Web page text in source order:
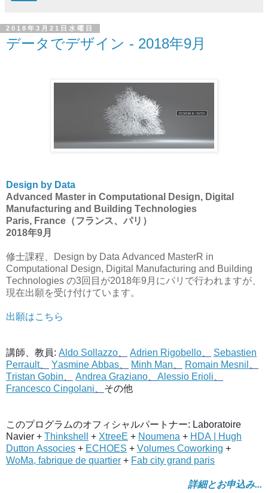
2018年3月21日水曜日
データでデザイン - 2018年9月
Design by Data
Advanced Master in Computational Design, Digital
Manufacturing and Building Technologies
Paris, France（フランス、パリ）
2018年9月
修士課程、Design by Data Advanced MasterR in
Computational Design, Digital Manufacturing and Building
Technologies の3回目が2018年9月にパリで行われますが、
現在出願を受け付けています。
出願はこちら
講師、教員: Aldo Sollazzo Adrien Rigobello
Sebastien
Perrault、 Yasmine Abbas Minh Man Romain Mesnil
Tristan Gobin
Andrea Graziano Alessio Erioli
Francesco Cingolani
その他
このプログラムのオフィシャルパートナー: Laboratoire
Navier + Thinkshell + XtreeE + Noumena + HDA | Hugh
Dutton Associes + ECHOES + Volumes Coworking +
WoMa, fabrique de quartier + Fab city grand paris
詳細とお申込み...